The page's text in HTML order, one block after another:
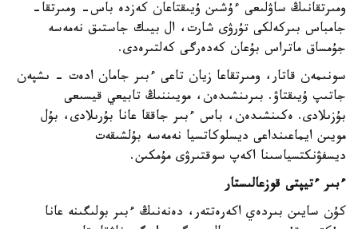
ومىرتقانىڭ ساۋلىعى ءۇشىن ۇيىقتاعان كەزدە باس- ومىرتقا-
جامباس بىركەلكى تۇرۋى شارت، ال بيىك جاستىق نەمەسە
جۇمساق ماتراس بۇعان كەدەرگى كەلتىرەدى.
سونىمەن قاتار، ومىرتقاعا زيان تاعى ءبىر جامان ادەت - ىشپەن
جاتىپ ۇيىقتاۋ. بىرىنشىدەن، مويىننىڭ تابيعي قيسىعى
بۇزىلادى. ەكىنشىدەن، باس ءبىر جاققا عانا بۇرىلادى، بۇل
مويىن ايماعىنداعى ديسلوكاتسيا نەمەسە بۇلشىقەت
ديسفۋنكتسياسىنا اكەپ سوقتىرۋى مۇمكىن.
ءبىر ءتيپتى قوزعالىستار
كۇن سايىن بىردەي اكەرەتتەر، دەنەنىڭ ءبىر بولىگىنە عانا